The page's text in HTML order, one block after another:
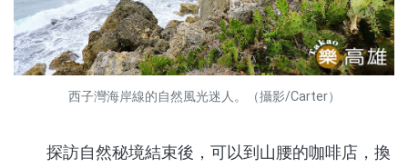
西子灣海岸線的自然風光迷人。（攝影/Carter）
探訪自然秘境結束後，可以到山腰的咖啡店，換